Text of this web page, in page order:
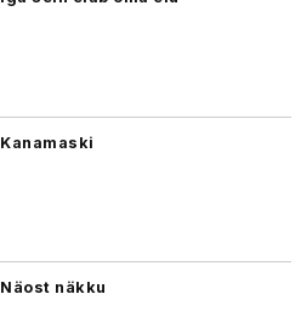
Kanamaski
Näost näkku